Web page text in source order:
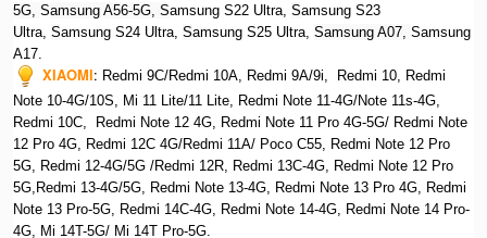
5G, Samsung A56-5G, Samsung S22 Ultra, Samsung S23
Ultra, Samsung S24 Ultra, Samsung S25 Ultra, Samsung A07, Samsung
A17.
XIAOMI: Redmi 9C/Redmi 10A, Redmi 9A/9i, Redmi 10, Redmi
Note 10-4G/10S, Mi 11 Lite/11 Lite, Redmi Note 11-4G/Note 11s-4G,
Redmi 10C, Redmi Note 12 4G,
Redmi Note 11 Pro 4G-5G/ Redmi Note
12 Pro 4G, Redmi 12C 4G/Redmi 11A/ Poco C55, Redmi Note 12 Pro
5G, Redmi 12-4G/5G /Redmi 12R, Redmi 13C-4G,
Redmi Note 12 Pro
5G,Redmi 13-4G/5G, Redmi Note 13-4G, Redmi Note 13 Pro 4G, Redmi
Note 13 Pro-5G, Redmi 14C-4G, Redmi Note 14-4G, Redmi Note 14 Pro-
4G, Mi 14T-5G/ Mi 14T Pro-5G.